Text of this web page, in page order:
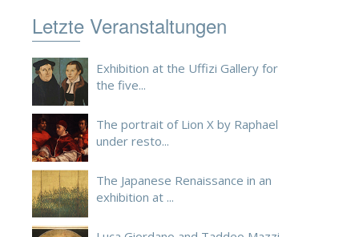
Letzte Veranstaltungen
Exhibition at the Uffizi Gallery for
the five...
The portrait of Lion X by Raphael
under resto...
The Japanese Renaissance in an
exhibition at ...